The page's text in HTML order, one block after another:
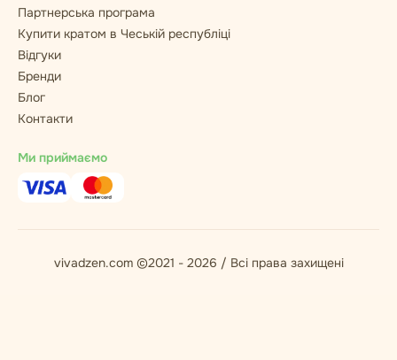
Партнерська програма
Купити кратом в Чеській республіці
Відгуки
Бренди
Блог
Контакти
Ми приймаємо
vivadzen.com ©2021 - 2026 / Всі права захищені